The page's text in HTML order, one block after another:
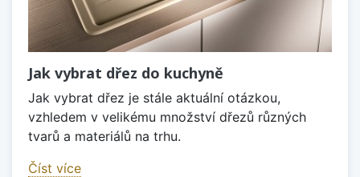
Jak vybrat dřez do kuchyně
Jak vybrat dřez je stále aktuální otázkou,
vzhledem v velikému množství dřezů různých
tvarů a materiálů na trhu.
Číst více